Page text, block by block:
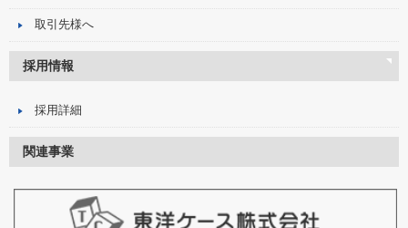
取引先様へ
採用情報
採用詳細
関連事業